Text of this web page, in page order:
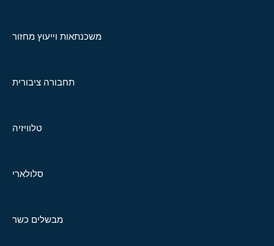
משכנתאות וייעוץ מחזור
תחבורה ציבורית
טלוויזיה
סלולארי
מבשלים כשר